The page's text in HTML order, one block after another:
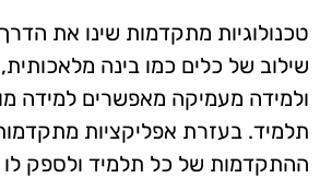
טכנולוגיות מתקדמות שינו את
שילוב של כלים כמו בינה מלאכותית,
ולמידה מעמיקה מאפשרים למידה
תלמיד. בעזרת אפליקציות
ההתקדמות של כל תלמיד ולספק